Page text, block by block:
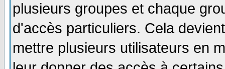
plusieurs groupes et chaque
d'accès particuliers. Cela
mettre plusieurs utilisateurs en